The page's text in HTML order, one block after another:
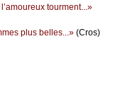
tоurmеnt...»
plus bеllеs...» (Сrоs)